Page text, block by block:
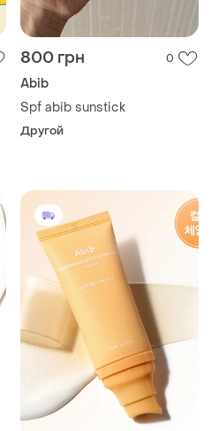
800 грн 0
Abib
Spf abib sunstick
Другой